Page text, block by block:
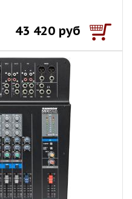
43 420 руб